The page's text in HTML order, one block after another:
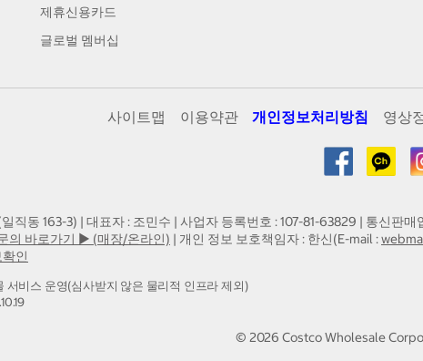
제휴신용카드
글로벌 멤버십
사이트맵 이용약관 개인정보처리방침 영상
직동 163-3) | 대표자 : 조민수 | 사업자 등록번호 : 107-81-63829 | 통신판
의 바로가기 ▶ (매장/온라인) | 개인 정보 보호책임자 : 한신(E-mail :
인
서비스 운영(심사받지 않은 물리적 인프라 제외)
© 2026 Costco Wholesale